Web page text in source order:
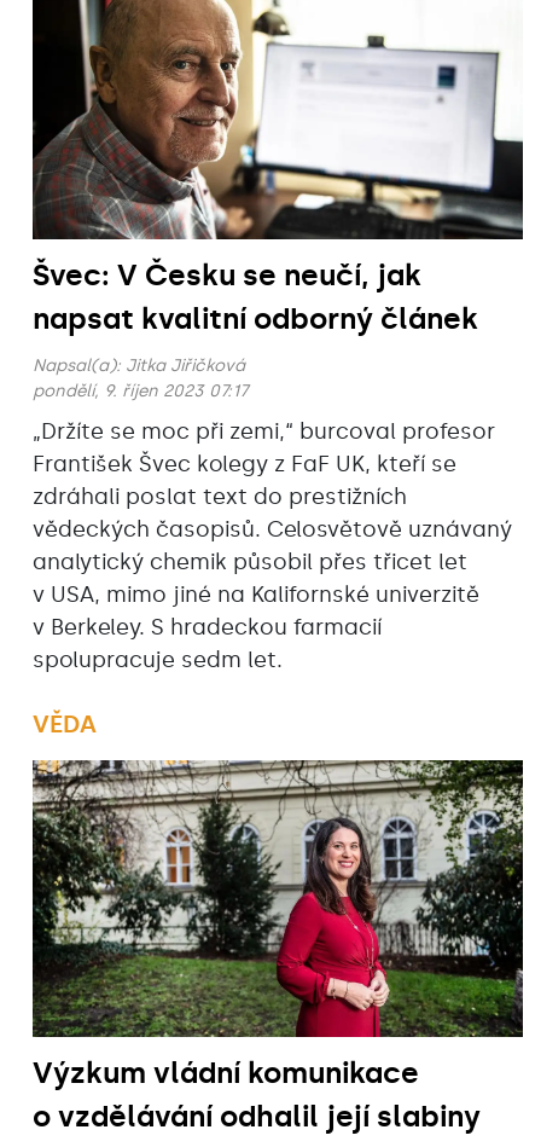
Švec: V Česku se neučí, jak
napsat kvalitní odborný článek
Napsal(a): Jitka Jiřičková
pondělí, 9. říjen 2023 07:17
„Držíte se moc při zemi,“ burcoval profesor
František Švec kolegy z FaF UK, kteří se
zdráhali poslat text do prestižních
vědeckých časopisů. Celosvětově uznávaný
analytický chemik působil přes třicet let
v USA, mimo jiné na Kalifornské univerzitě
v Berkeley. S hradeckou farmacií
spolupracuje sedm let.
VĚDA
Výzkum vládní komunikace
o vzdělávání odhalil její slabiny